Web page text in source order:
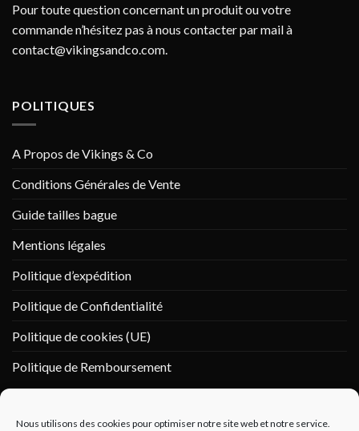
Nous utilisons des cookies pour optimiser notre site web et notre service.
Pour toute question concernant un produit ou votre
commande n’hésitez pas à nous contacter par mail à
contact@vikingsandco.com
POLITIQUES
A Propos de Vikings & Co
Conditions Générales de Vente
Guide tailles bague
Mentions légales
Politique d’expédition
Politique de Confidentialité
Politique de cookies (UE)
Politique de Remboursement